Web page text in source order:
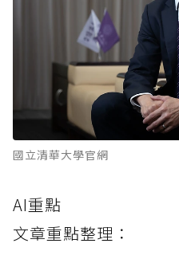
國立清華大學官網
AI重點
文章重點整理：